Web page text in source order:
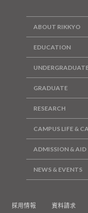
採用情報 資料請求